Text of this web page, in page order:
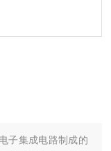
子集成电路制成的